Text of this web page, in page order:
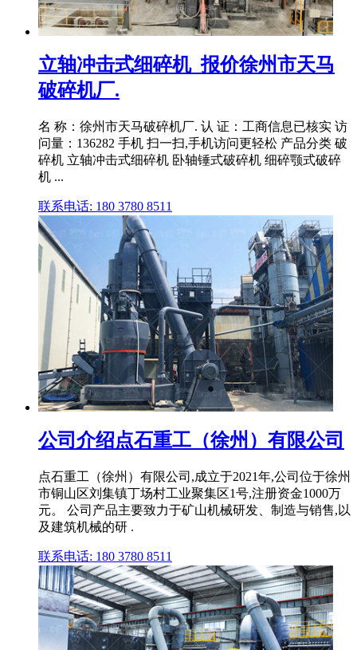
立轴冲击式细碎机_报价徐州市天马
破碎机厂.
名 称：徐州市天马破碎机厂. 认 证：工商信息已核实 访
问量：136282 手机 扫一扫,手机访问更轻松 产品分类 破
碎机 立轴冲击式细碎机 卧轴锤式破碎机 细碎颚式破碎
机 ...
联系电话: 180 3780 8511
公司介绍点石重工（徐州）有限公司
点石重工（徐州）有限公司,成立于2021年,公司位于徐州
市铜山区刘集镇丁场村工业聚集区1号,注册资金1000万
元。 公司产品主要致力于矿山机械研发、制造与销售,以
及建筑机械的研 .
联系电话: 180 3780 8511